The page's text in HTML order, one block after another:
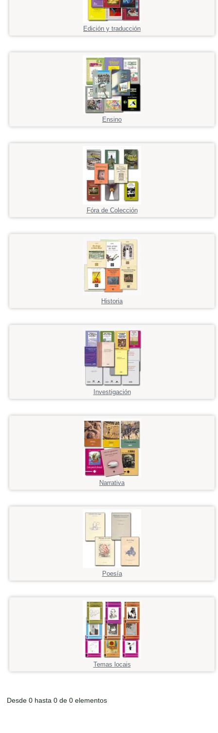
Edición y traducción
Ensino
Fóra de Colección
Historia
Investigación
Narrativa
Poesía
Temas locais
Desde 0 hasta 0 de 0 elementos